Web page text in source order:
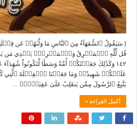
( سَيَقُولُ ٱلسُّفَهَآءُ مِنَ ٱلنَّاسِ مَا وَلَّىٰهُمۡ عَن
قُل لِّلَّهِ ٱلۡمَشۡرِقُ وَٱلۡمَغۡرِبُۚ يَهۡدِي مَن
١٤٢ وَكَذَٰلِكَ جَعَلۡنَٰكُمۡ أُمَّةٗ وَسَطٗا لِّتَكُونُواْ
عَلَيۡكُمۡ شَهِيدٗاۗ وَمَا جَعَلۡنَا ٱلۡقِبۡلَةَ ٱلَّتِي
يَتَّبِعُ ٱلرَّسُولَ مِمَّن يَنقَلِبُ عَلَىٰ عَقِبَيۡهِۚ …
أكمل القراءة »